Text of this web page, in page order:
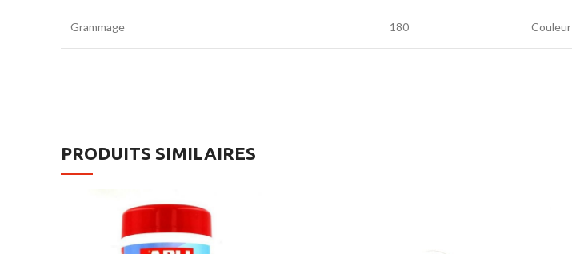
Grammage 180 Couleur
PRODUITS SIMILAIRES